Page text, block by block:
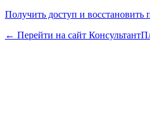
Получить доступ и восстановить
← Перейти на сайт